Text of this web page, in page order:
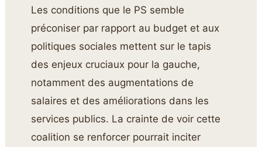
Les conditions que le PS semble
préconiser par rapport au budget et aux
politiques sociales mettent sur le tapis
des enjeux cruciaux pour la gauche,
notamment des augmentations de
salaires et des améliorations dans les
services publics. La crainte de voir cette
coalition se renforcer pourrait inciter